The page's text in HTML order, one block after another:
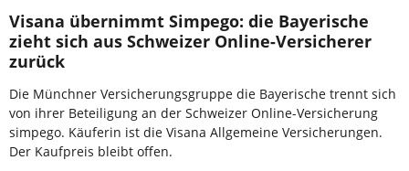
Visana übernimmt Simpego: die Bayerische
zieht sich aus Schweizer Online-Versicherer
zurück
Die Münchner Versicherungsgruppe die Bayerische trennt sich
von ihrer Beteiligung an der Schweizer Online-Versicherung
simpego. Käuferin ist die Visana Allgemeine Versicherungen.
Der Kaufpreis bleibt offen.